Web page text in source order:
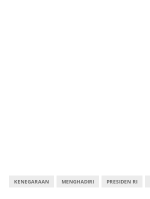
KENEGARAAN MENGHADIRI PRESIDEN RI